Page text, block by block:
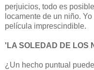
perjuicios, todo es
locamente de un niño.
película imprescindible.
'LA SOLEDAD DE LOS
¿Un hecho puntual puede